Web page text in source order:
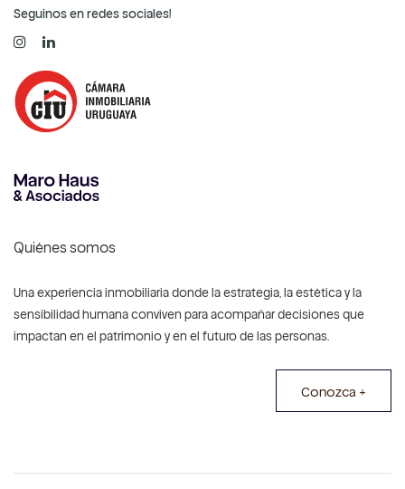
Seguinos en redes sociales!
Quiénes somos
Una experiencia inmobiliaria donde la estrategia, la estética y la
sensibilidad humana conviven para acompañar decisiones que
impactan en el patrimonio y en el futuro de las personas.
Conozca +